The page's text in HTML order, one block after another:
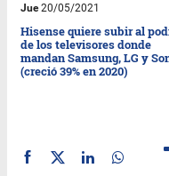
Jue20/05/2021
Hisense quiere subir al
de los televisores donde
mandan Samsung, LG y
(creció 39% en 2020)